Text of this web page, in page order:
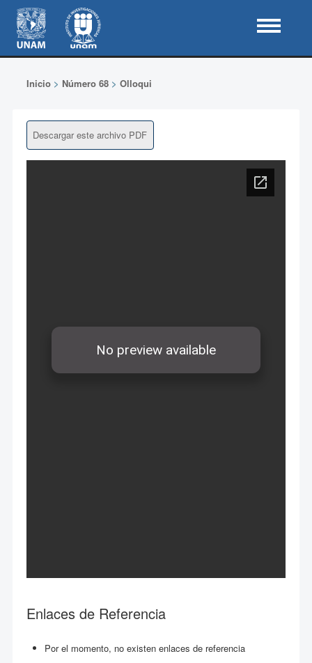
Inicio> Número 68> Olloqui
Descargar este archivo PDF
Enlaces de Referencia
Por el momento, no existen enlaces de referencia